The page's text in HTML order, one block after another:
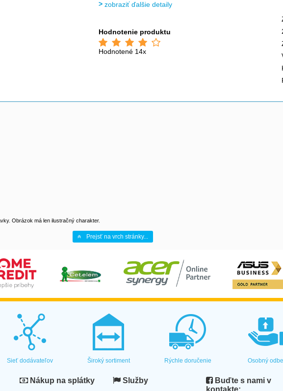
zobraziť ďalšie detaily
Hodnotenie produktu
Hodnotené 14x
Obrázok má len ilustračný charakter.
Prejsť na vrch stránky...
Sieť dodávateľov Široký sortiment Rýchle doručenie Osobný
Nákup na splátky Služby
Buďte s nami v
kontakte: